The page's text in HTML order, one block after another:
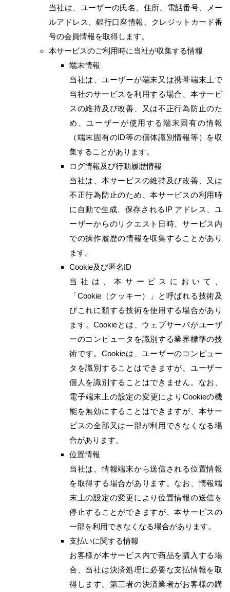
当社は、ユーザーの氏名、住所、電話番号、メー
ルアドレス、銀行口座情報、クレジットカード番
号の会員情報を取得します。
本サービスのご利用時に当社が収集する情報
端末情報
当社は、ユーザーが端末又は携帯端末上で
当社のサービスを利用する場合、本サービ
スの維持及び改善、又は不正行為防止のた
め、ユーザーが使用する端末固有の情報
（端末固有のID等の個体識別情報等）を収
集することがあります。
ログ情報及び行動履歴情報
当社は、本サービスの維持及び改善、又は
不正行為防止のため、本サービスの利用時
に自動で生成、保存されるIP アドレス、ユ
ーザーからのリクエスト日時、サービス内
での操作履歴の情報を収集することがあり
ます。
Cookie及び匿名ID
当社は、本サービスにおいて、
「Cookie（クッキー）」と呼ばれる技術及
びこれに類する技術を使用する場合があり
ます。Cookieとは、ウェブサーバがユーザ
ーのコンピュータを識別する業界標準の技
術です。Cookieは、ユーザーのコンピュー
タを識別することはできますが、ユーザー
個人を識別することはできません。なお、
電子端末上の設定の変更によりCookieの機
能を無効にすることはできますが、本サー
ビスの全部又は一部が利用できなくなる場
合があります。
位置情報
当社は、情報端末から送信される位置情報
を取得する場合があります。なお、情報端
末上の設定の変更により位置情報の送信を
停止することができますが、本サービスの
一部を利用できなくなる場合があります。
支払いに関する情報
お客様が本サービス内で商品を購入する場
合、当社は決済処理に必要な支払情報を取
得します。第三者の決済業者がお客様の購